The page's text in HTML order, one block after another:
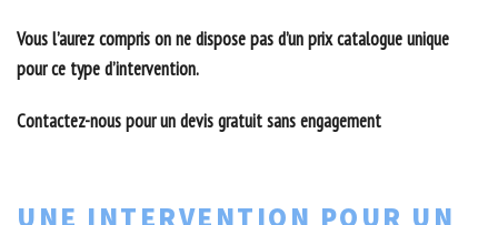
Vous l’aurez compris on ne dispose pas d’un prix catalogue unique
pour ce type d’intervention.
Contactez-nous pour un devis gratuit sans engagement
UNE INTERVENTION POUR UN